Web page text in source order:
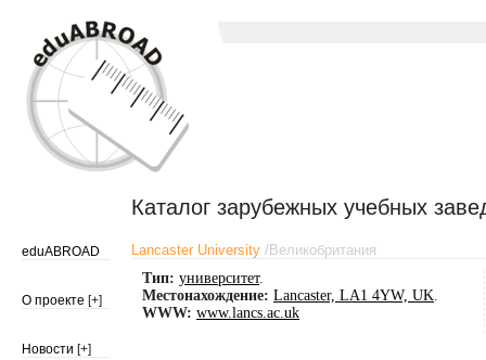
Каталог зарубежных учебных
eduABROAD
О проекте [+]
Новости [+]
Lancaster University /Великобритания
Тип: университет.
Местонахождение: Lancaster, LA1 4YW, UK.
WWW: www.lancs.ac.uk